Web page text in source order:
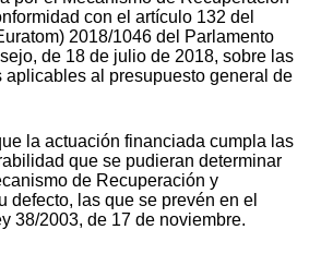
con el artículo 132 del
2018/1046 del Parlamento
de 18 de julio de 2018, sobre las
aplicables al presupuesto general de
la actuación financiada cumpla las
que se pudieran determinar
de Recuperación y
defecto, las que se prevén en el
38/2003, de 17 de noviembre.